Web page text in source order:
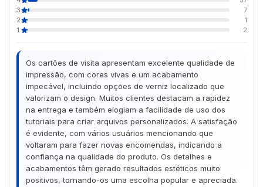
3
7
2
1
1
2
Os cartões de visita apresentam excelente qualidade de
impressão, com cores vivas e um acabamento
impecável, incluindo opções de verniz localizado que
valorizam o design. Muitos clientes destacam a rapidez
na entrega e também elogiam a facilidade de uso dos
tutoriais para criar arquivos personalizados. A satisfação
é evidente, com vários usuários mencionando que
voltaram para fazer novas encomendas, indicando a
confiança na qualidade do produto. Os detalhes e
acabamentos têm gerado resultados estéticos muito
positivos, tornando-os uma escolha popular e apreciada.